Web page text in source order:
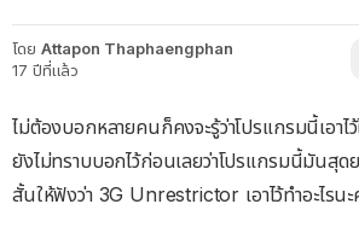
โดย Attapon Thaphaengphan
17 ปีที่แล้ว
ไม่ต้องบอกหลายคนก็คงจะรู้ว่าโปรแกรมนี้เอาไ
ยังไม่ทราบบอกไว้ก่อนเลยว่าโปรแกรมนี้มันสุด
สั้นให้ฟังว่า 3G Unrestrictor เอาไว้ทำอะไรน